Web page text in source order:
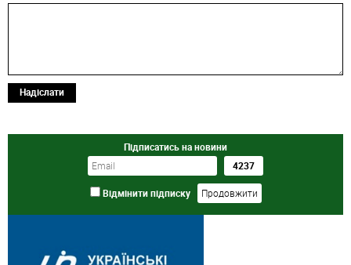
Надіслати
Підписатись на новини
Відмінити підписку